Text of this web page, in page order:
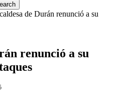
de Durán renunció a su
renunció a su